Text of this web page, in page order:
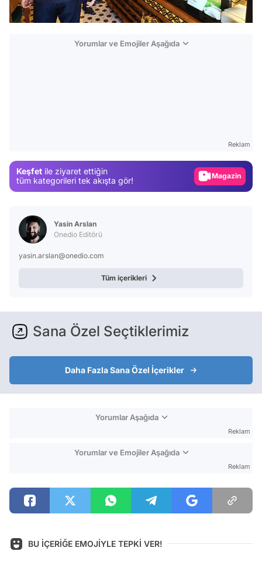
Yorumlar ve Emojiler Aşağıda
Reklam
Keşfet ile ziyaret ettiğin
tüm kategorileri tek akışta gör!
Gündem
Video
Yasin Arslan
Onedio Editörü
yasin.arslan@onedio.com
Tüm içerikleri
Sana Özel Seçtiklerimiz
Daha Fazla Sana Özel İçerikler
Yorumlar Aşağıda
Reklam
Yorumlar ve Emojiler Aşağıda
Reklam
BU İÇERİĞE EMOJİYLE TEPKİ VER!